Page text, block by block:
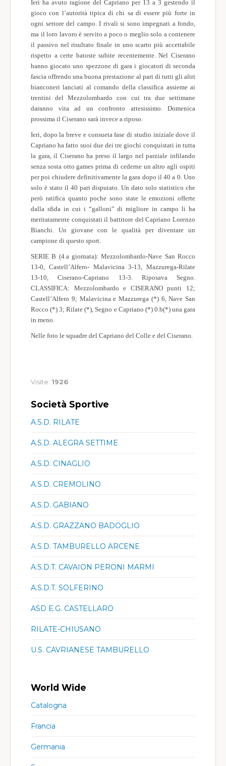
Ieri ha avuto ragione del Capriano per 13 a 3 gestendo il
gioco con l’autorità tipica di chi sa di essere più forte in
ogni settore del campo. I rivali si sono impegnati a fondo,
ma il loro lavoro è servito a poco o meglio solo a contenere
il passivo nel risultato finale in uno scarto più accettabile
rispetto a certe batoste subite recentemente. Nel Ciserano
hanno giocato uno spezzone di gara i giocatori di seconda
fascia offrendo una buona prestazione al pari di tutti gli altri
bianconeri lanciati al comando della classifica assieme ai
trentini del Mezzolombardo con cui tra due settimane
daranno vita ad un confronto attesissimo. Domenica
prossima il Ciserano sarà invece a riposo.
Ieri, dopo la breve e consueta fase di studio iniziale dove il
Capriano ha fatto suoi due dei tre giochi conquistati in tutta
la gara, il Ciserano ha preso il largo nel parziale infilando
senza sosta otto games prima di cederne un altro agli ospiti
per poi chiudere definitivamente la gara dopo il 40 a 0. Uno
solo è stato il 40 pari disputato. Un dato solo statistico che
però ratifica quanto poche sono state le emozioni offerte
dalla sfida in cui i “galloni” di migliore in campo li ha
meritatamente conquistati il battitore del Capriano Lorenzo
Bianchi. Un giovane con le qualità per diventare un
campione di questo sport.
SERIE B (4.a giornata): Mezzolombardo-Nave San Rocco
13-0, Castell’Alfero- Malavicina 3-13, Mazzurega-Rilate
13-10, Ciserano-Capriano 13-3. Riposava Segno.
CLASSIFICA: Mezzolombardo e CISERANO punti 12;
Castell’Alfero 9; Malavicina e Mazzurega (*) 6, Nave San
Rocco (*) 3; Rilate (*), Segno e Capriano (*) 0.b(*) una gara
in meno.
Nelle foto le squadre del Capriano del Colle e del Ciserano.
Visite: 1926
Società Sportive
A.S.D. RILATE
A.S.D. ALEGRA SETTIME
A.S.D. CINAGLIO
A.S.D. CREMOLINO
A.S.D. GABIANO
A.S.D. GRAZZANO BADOGLIO
A.S.D. TAMBURELLO ARCENE
A.S.D.T. CAVAION PERONI MARMI
A.S.D.T. SOLFERINO
ASD E.G. CASTELLARO
RILATE-CHIUSANO
U.S. CAVRIANESE TAMBURELLO
World Wide
Catalogna
Francia
Germania